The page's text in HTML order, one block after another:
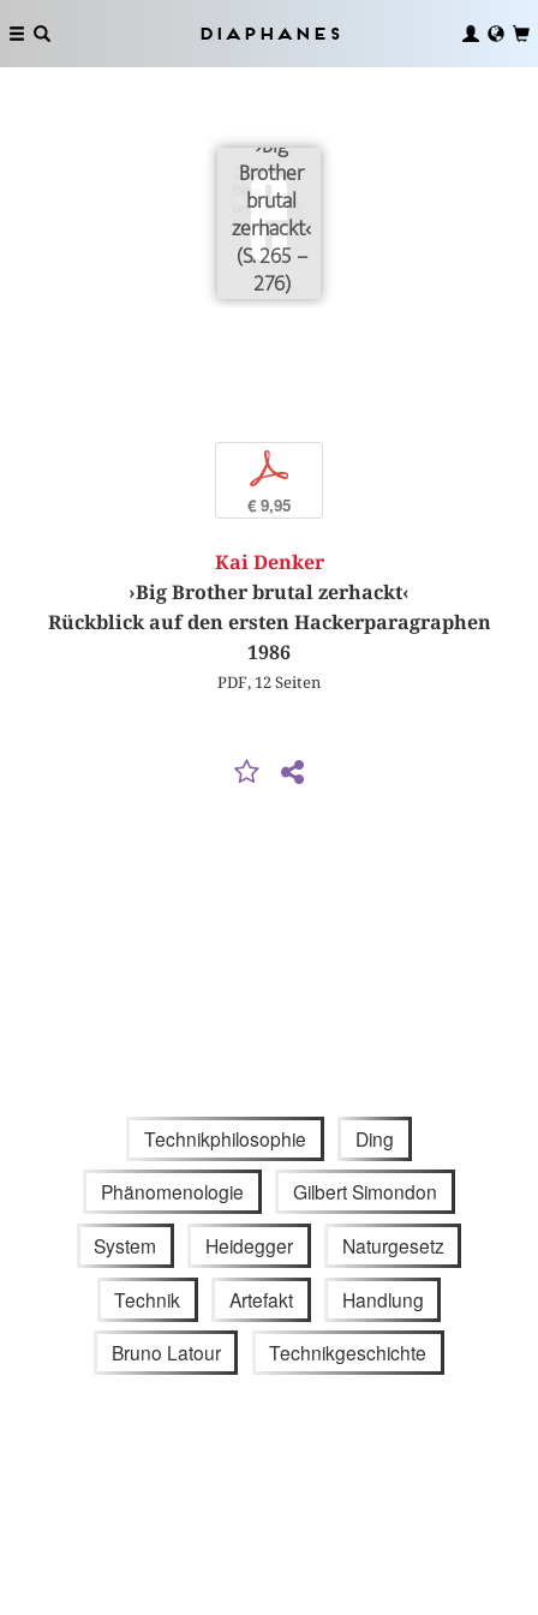
Diaphanes
›Big
Brother
brutal
zerhackt‹
(S. 265 –
276)
p
€ 9,95
Kai Denker
›Big Brother brutal zerhackt‹
Rückblick auf den ersten Hackerparagraphen
1986
PDF, 12 Seiten
Technikphilosophie Ding
Phänomenologie Gilbert Simondon
System Heidegger Naturgesetz
Technik Artefakt Handlung
Bruno Latour Technikgeschichte